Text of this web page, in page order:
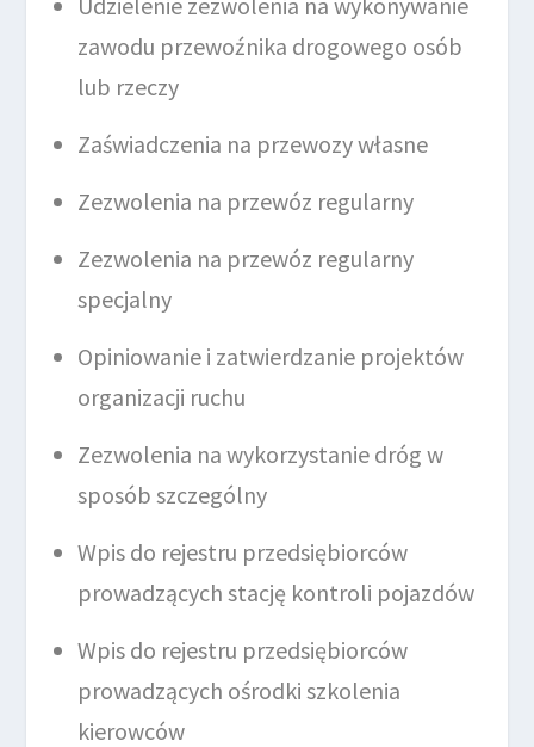
zawodu przewoźnika drogowego osób
lub rzeczy
Zaświadczenia na przewozy własne
Zezwolenia na przewóz regularny
Zezwolenia na przewóz regularny
specjalny
Opiniowanie i zatwierdzanie projektów
organizacji ruchu
Zezwolenia na wykorzystanie dróg w
sposób szczególny
Wpis do rejestru przedsiębiorców
prowadzących stację kontroli pojazdów
Wpis do rejestru przedsiębiorców
prowadzących ośrodki szkolenia
kierowców